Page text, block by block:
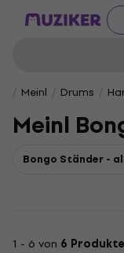
Meinl Drums
Meinl
Bongo Ständer -
1 - 6 von 6